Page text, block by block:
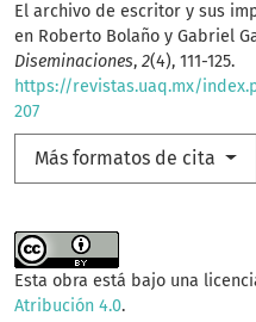
El archivo de escritor y sus
en Roberto Bolaño y Gabriel
Diseminaciones, 2(4), 111-125.
https://revistas.uaq.mx/
207
Más formatos de cita
Esta obra está bajo una
Atribución 4.0.